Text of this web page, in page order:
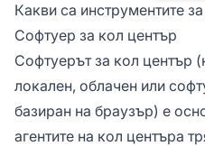
Какви са инструментите
Софтуер за кол център
Софтуерът за кол център
локален, облачен или
базиран на браузър) е
агентите на кол центъра